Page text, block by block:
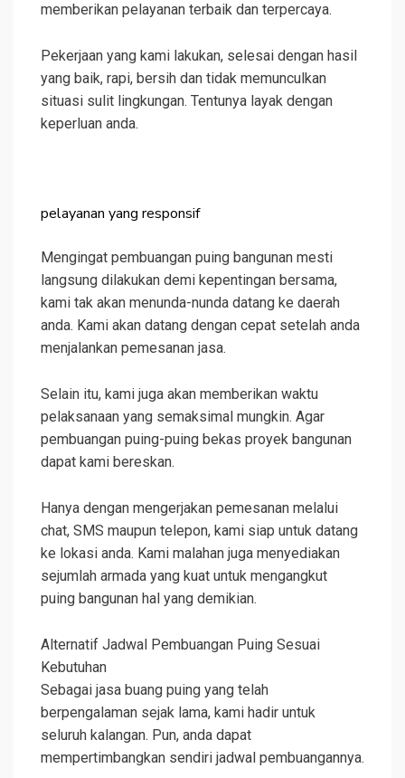
memberikan pelayanan terbaik dan terpercaya.
Pekerjaan yang kami lakukan, selesai dengan hasil
yang baik, rapi, bersih dan tidak memunculkan
situasi sulit lingkungan. Tentunya layak dengan
keperluan anda.
pelayanan yang responsif
Mengingat pembuangan puing bangunan mesti
langsung dilakukan demi kepentingan bersama,
kami tak akan menunda-nunda datang ke daerah
anda. Kami akan datang dengan cepat setelah anda
menjalankan pemesanan jasa.
Selain itu, kami juga akan memberikan waktu
pelaksanaan yang semaksimal mungkin. Agar
pembuangan puing-puing bekas proyek bangunan
dapat kami bereskan.
Hanya dengan mengerjakan pemesanan melalui
chat, SMS maupun telepon, kami siap untuk datang
ke lokasi anda. Kami malahan juga menyediakan
sejumlah armada yang kuat untuk mengangkut
puing bangunan hal yang demikian.
Alternatif Jadwal Pembuangan Puing Sesuai
Kebutuhan
Sebagai jasa buang puing yang telah
berpengalaman sejak lama, kami hadir untuk
seluruh kalangan. Pun, anda dapat
mempertimbangkan sendiri jadwal pembuangannya.